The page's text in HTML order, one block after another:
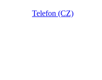
Telefon (CZ)